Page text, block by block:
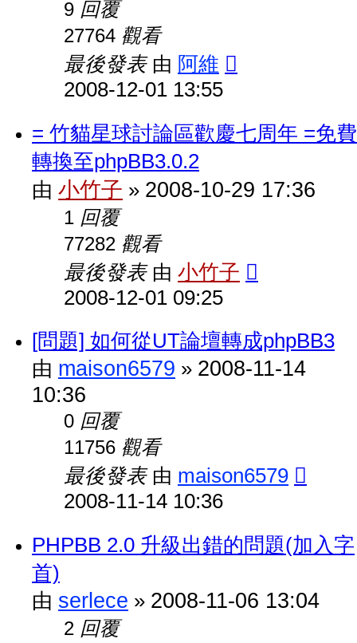
9 回覆
27764 觀看
最後發表 由 阿維
2008-12-01 13:55
= 竹貓星球討論區歡慶七周年 =免費
轉換至phpBB3.0.2
由 小竹子 » 2008-10-29 17:36
1 回覆
77282 觀看
最後發表 由 小竹子
2008-12-01 09:25
[問題] 如何從UT論壇轉成phpBB3
由 maison6579 » 2008-11-14
10:36
0 回覆
11756 觀看
最後發表 由 maison6579
2008-11-14 10:36
PHPBB 2.0 升級出錯的問題(加入字
首)
由 serlece » 2008-11-06 13:04
2 回覆